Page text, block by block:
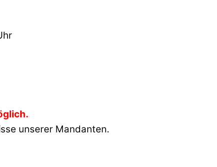
unserer Mandanten.